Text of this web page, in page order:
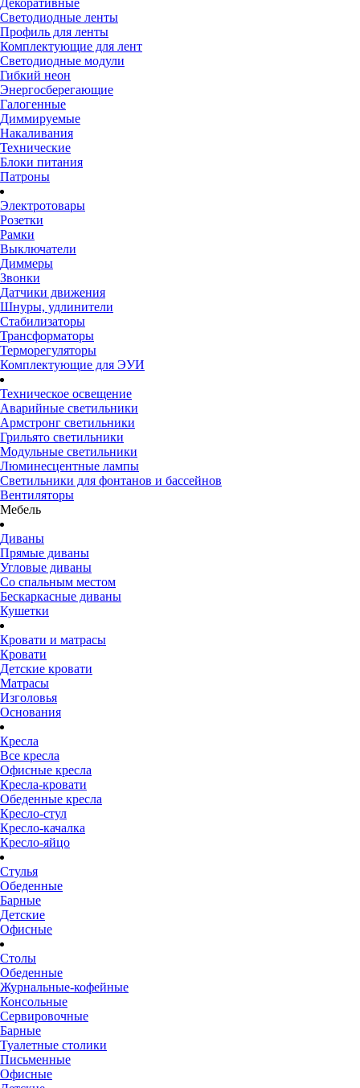
Декоративные
Светодиодные ленты
Профиль для ленты
Комплектующие для лент
Светодиодные модули
Гибкий неон
Энергосберегающие
Галогенные
Диммируемые
Накаливания
Технические
Блоки питания
Патроны
Электротовары
Розетки
Рамки
Выключатели
Диммеры
Звонки
Датчики движения
Шнуры, удлинители
Стабилизаторы
Трансформаторы
Терморегуляторы
Комплектующие для ЭУИ
Техническое освещение
Аварийные светильники
Армстронг светильники
Грильято светильники
Модульные светильники
Люминесцентные лампы
Светильники для фонтанов и бассейнов
Вентиляторы
Мебель
Диваны
Прямые диваны
Угловые диваны
Со спальным местом
Бескаркасные диваны
Кушетки
Кровати и матрасы
Кровати
Детские кровати
Матрасы
Изголовья
Основания
Кресла
Все кресла
Офисные кресла
Кресла-кровати
Обеденные кресла
Кресло-стул
Кресло-качалка
Кресло-яйцо
Стулья
Обеденные
Барные
Детские
Офисные
Столы
Обеденные
Журнальные-кофейные
Консольные
Сервировочные
Барные
Туалетные столики
Письменные
Офисные